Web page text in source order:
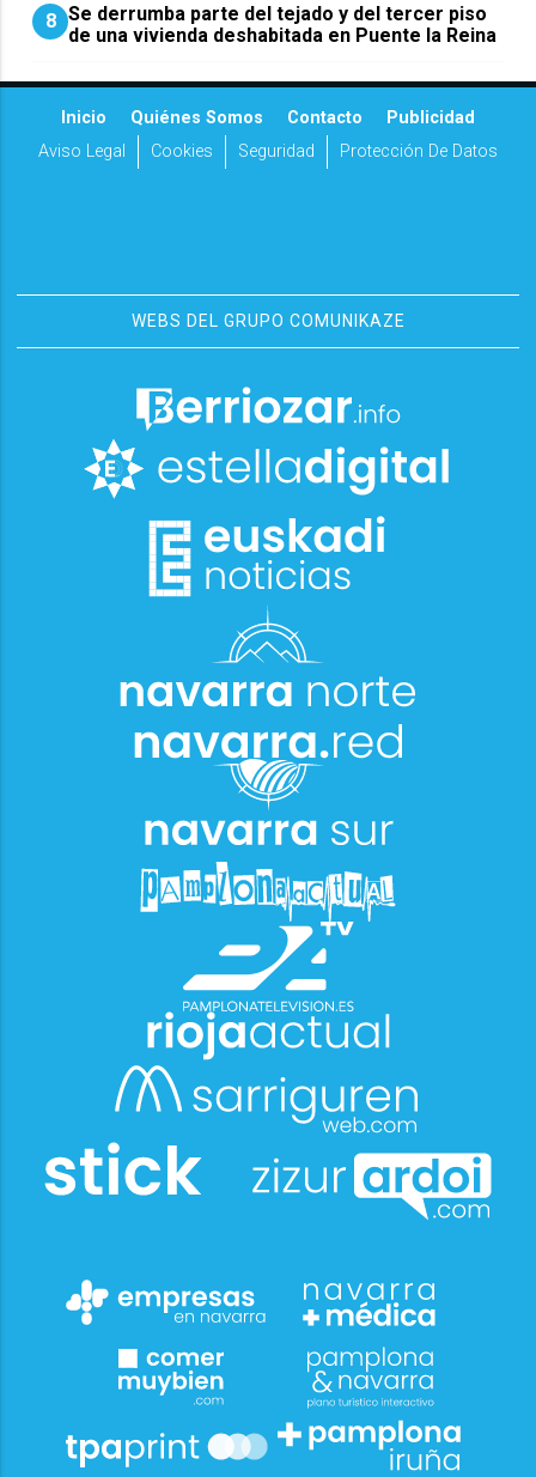
8 Se derrumba parte del tejado y del tercer piso
de una vivienda deshabitada en Puente la Reina
Inicio Quiénes Somos Contacto
Publicidad
Aviso Legal
Cookies Seguridad Protección De Datos
WEBS DEL GRUPO COMUNIKAZE